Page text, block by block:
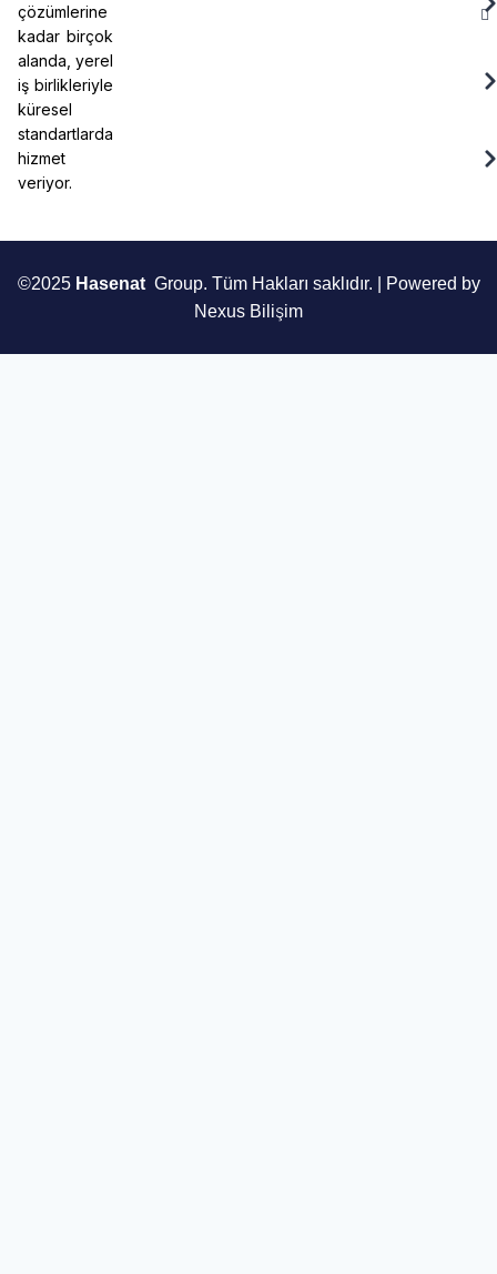
çözümlerine
kadar birçok
alanda, yerel
iş birlikleriyle
küresel
standartlarda
hizmet
veriyor.
©2025 HasenatGroup. Tüm Hakları saklıdır. | Powered by
Nexus Bilişim